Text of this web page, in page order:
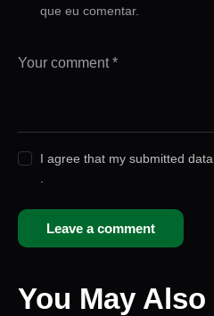
que eu comentar.
I agree that my submitted
You May